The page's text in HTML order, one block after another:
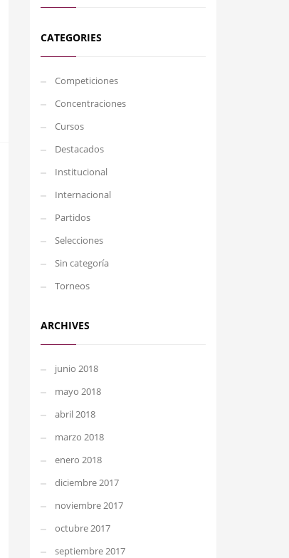
CATEGORIES
Competiciones
Concentraciones
Cursos
Destacados
Institucional
Internacional
Partidos
Selecciones
Sin categoría
Torneos
ARCHIVES
junio 2018
mayo 2018
abril 2018
marzo 2018
enero 2018
diciembre 2017
noviembre 2017
octubre 2017
septiembre 2017